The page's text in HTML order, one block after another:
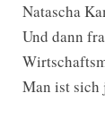
Natascha
Und dann
Man ist sich